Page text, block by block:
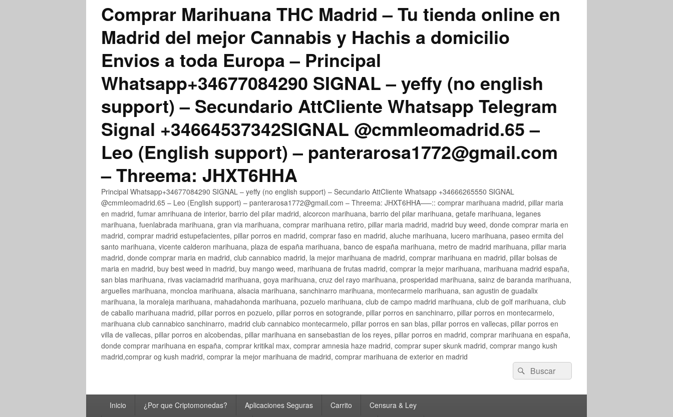
Comprar Marihuana THC Madrid – Tu tienda online en
Madrid del mejor Cannabis y Hachis a domicilio
Envios a toda Europa – Principal
Whatsapp+34677084290 SIGNAL – yeffy (no english
support) – Secundario AttCliente Whatsapp Telegram
Signal +34664537342SIGNAL @cmmleomadrid.65 –
Leo (English support) – panterarosa1772@gmail.com
– Threema: JHXT6HHA
Principal Whatsapp+34677084290 SIGNAL – yeffy (no english support) – Secundario AttCliente Whatsapp +34666265550 SIGNAL
@cmmleomadrid.65 – Leo (English support) – panterarosa1772@gmail.com – Threema: JHXT6HHA—–:: comprar marihuana madrid, pillar maria
en madrid, fumar amrihuana de interior, barrio del pilar madrid, alcorcon marihuana, barrio del pilar marihuana, getafe marihuana, leganes
marihuana, fuenlabrada marihuana, gran via marihuana, comprar marihuana retiro, pillar maria madrid, madrid buy weed, donde comprar maria en
madrid, comprar madrid estupefacientes, pillar porros en madrid, comprar faso en madrid, aluche marihuana, lucero marihuana, paseo ermita del
santo marihuana, vicente calderon marihuana, plaza de españa marihuana, banco de españa marihuana, metro de madrid marihuana, pillar maria
madrid, donde comprar maria en madrid, club cannabico madrid, la mejor marihuana de madrid, comprar marihuana en madrid, pillar bolsas de
maria en madrid, buy best weed in madrid, buy mango weed, marihuana de frutas madrid, comprar la mejor marihuana, marihuana madrid españa,
san blas marihuana, rivas vaciamadrid marihuana, goya marihuana, cruz del rayo marihuana, prosperidad marihuana, sainz de baranda marihuana,
arguelles marihuana, moncloa marihuana, alsacia marihuana, sanchinarro marihuana, montecarmelo marihuana, san agustin de guadalix
marihuana, la moraleja marihuana, mahadahonda marihuana, pozuelo marihuana, club de campo madrid marihuana, club de golf marihuana, club
de caballo marihuana madrid, pillar porros en pozuelo, pillar porros en sotogrande, pillar porros en sanchinarro, pillar porros en montecarmelo,
marihuana club cannabico sanchinarro, madrid club cannabico montecarmelo, pillar porros en san blas, pillar porros en vallecas, pillar porros en
villa de vallecas, pillar porros en alcobendas, pillar marihuana en sansebastian de los reyes, pillar porros en madrid, comprar marihuana en españa,
donde comprar marihuana en españa, comprar kritikal max, comprar amnesia haze madrid, comprar super skunk madrid, comprar mango kush
madrid,comprar og kush madrid, comprar la mejor marihuana de madrid, comprar marihuana de exterior en madrid
Buscar
por:
Buscar
principalInicio ¿Por que Criptomonedas? Aplicaciones Seguras Carrito Censura & Ley